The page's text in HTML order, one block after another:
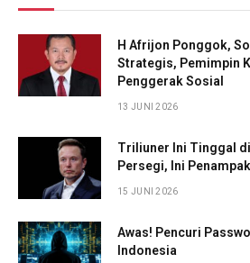
H Afrijon Ponggok,
Strategis, Pemimpin
Penggerak Sosial
13 JUNI 2026
Triliuner Ini Tinggal
Persegi, Ini
15 JUNI 2026
Awas! Pencuri
Indonesia